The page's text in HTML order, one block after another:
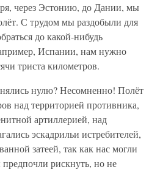
через Эстонию, до Дании, мы
С трудом мы раздобыли для
до какой-нибудь
Испании, нам нужно
триста километров.
нулю? Несомненно! Полёт
над территорией противника,
артиллерией, над
эскадрильи истребителей,
затеей, так как нас могли
рискнуть, но не